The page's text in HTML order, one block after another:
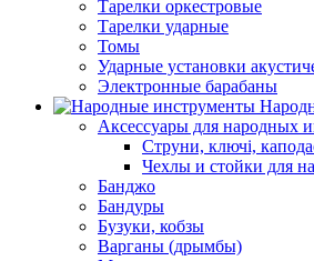
Тарелки оркестровые
Тарелки ударные
Томы
Ударные установки
Электронные барабаны
Аксессуары для народных
Струни, ключі,
Чехлы и стойки для
Банджо
Бандуры
Бузуки, кобзы
Варганы (дрымбы)